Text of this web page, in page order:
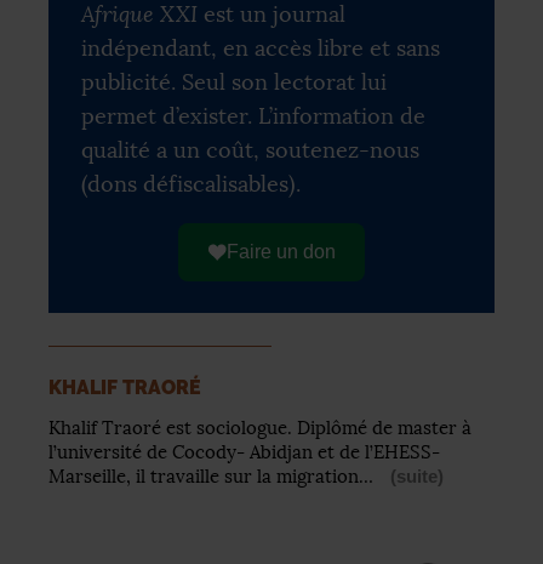
Afrique XXI est un journal
indépendant, en accès libre et sans
publicité. Seul son lectorat lui
permet d’exister. L’information de
qualité a un coût, soutenez-nous
(dons défiscalisables).
Faire un don
KHALIF TRAORÉ
Khalif Traoré est sociologue. Diplômé de master à
l’université de Cocody- Abidjan et de l’EHESS-
Marseille, il travaille sur la migration…
(suite)